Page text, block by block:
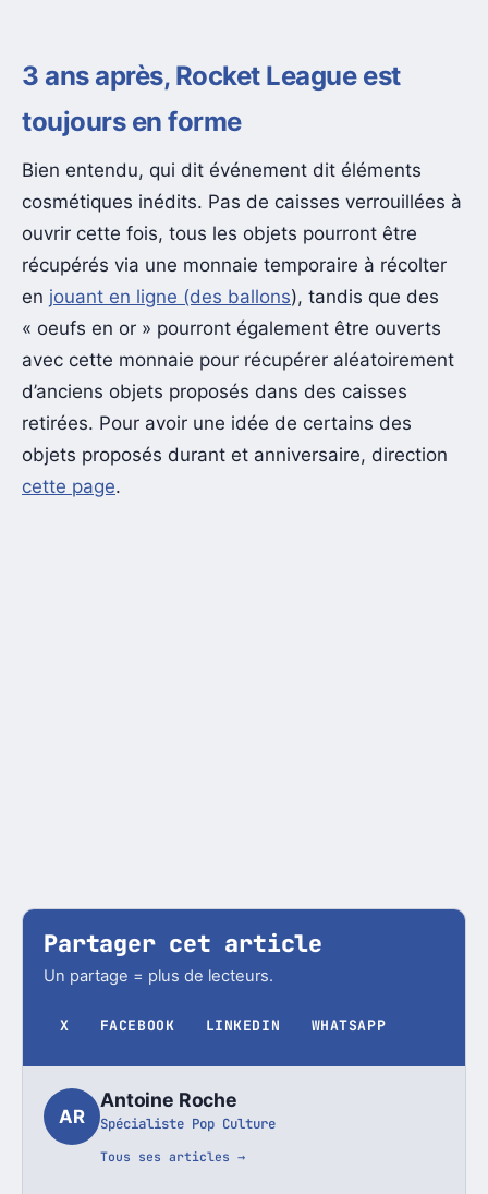
3 ans après, Rocket League est
toujours en forme
Bien entendu, qui dit événement dit éléments
cosmétiques inédits. Pas de caisses verrouillées à
ouvrir cette fois, tous les objets pourront être
récupérés via une monnaie temporaire à récolter
en jouant en ligne (des ballons), tandis que des
« oeufs en or » pourront également être ouverts
avec cette monnaie pour récupérer aléatoirement
d’anciens objets proposés dans des caisses
retirées. Pour avoir une idée de certains des
objets proposés durant et anniversaire, direction
cette page.
Partager cet article
Un partage = plus de lecteurs.
X FACEBOOK LINKEDIN WHATSAPP
AR
Antoine Roche
Spécialiste Pop Culture
Tous ses articles →